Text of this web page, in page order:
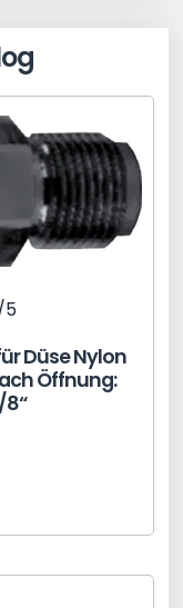
5
Düse Nylon
Öffnung: